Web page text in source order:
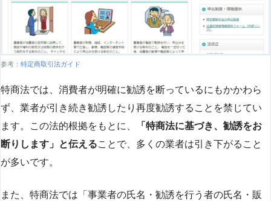
参考： 特定商取引法ガイド
特商法では、消費者が明確に勧誘を断っているにもかかわら
ず、業者が引き続き勧誘したり再度勧誘することを禁じてい
ます。この法的根拠をもとに、
「特商法に基づき、勧誘をお
断りします」と伝えることで、多くの業者は引き下がること
が多いです​​。
また、特商法では「事業者の氏名・勧誘を行う者の氏名・販